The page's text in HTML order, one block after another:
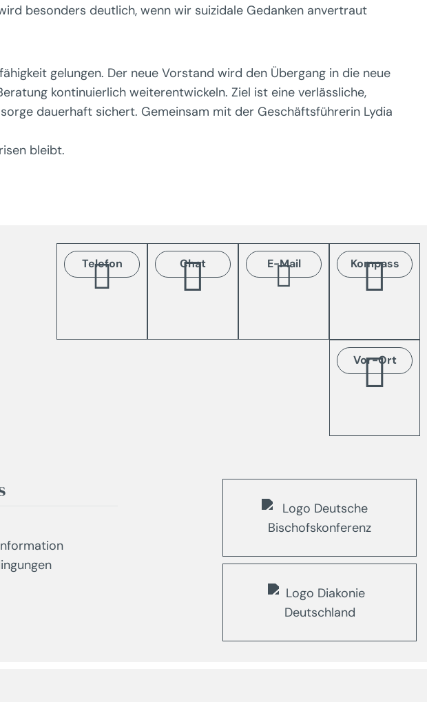
besonders deutlich, wenn wir suizidale Gedanken anvertraut
gelungen. Der neue Vorstand wird den Übergang in die neue
kontinuierlich weiterentwickeln. Ziel ist eine verlässliche,
dauerhaft sichert. Gemeinsam mit der Geschäftsführerin Lydia
bleibt.
Telefon Chat E-Mail Kompass
Vor-Ort